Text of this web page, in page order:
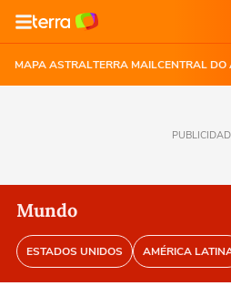
MAPA ASTRALTERRA MAILCENTRAL DO
Mundo
ESTADOS UNIDOS AMÉRICA